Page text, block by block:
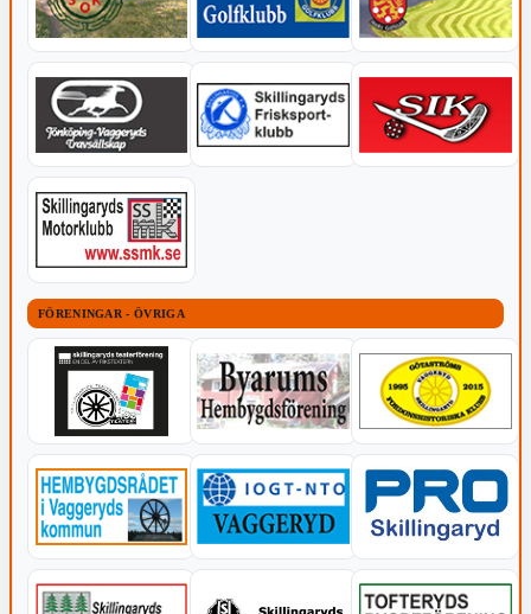
FÖRENINGAR - ÖVRIGA